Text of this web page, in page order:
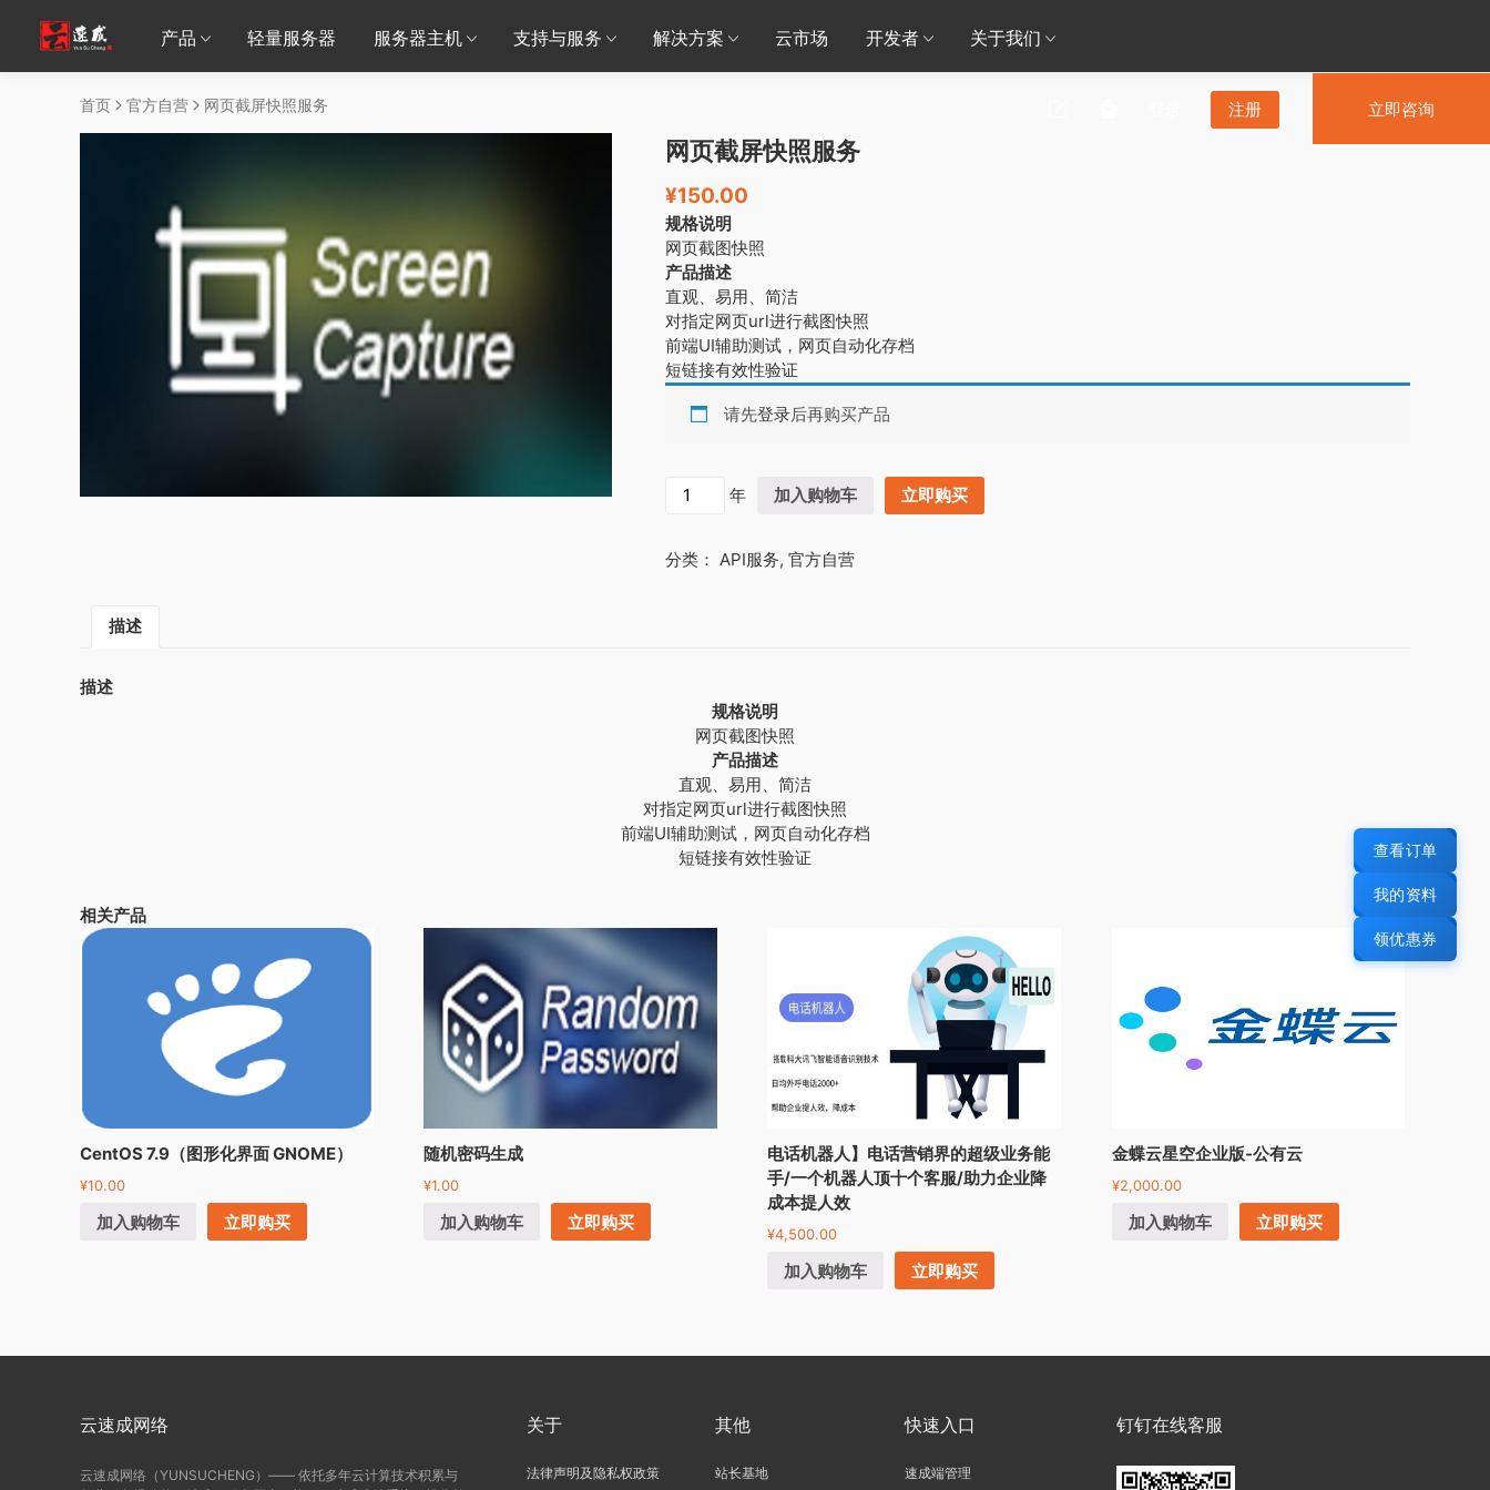
产品 轻量服务器 服务器主机 支持与服务 解决方案 云市场 开发者 关于我们
注册 立即咨询
首页 官方自营 网页截屏快照服务
网页截屏快照服务
¥150.00
规格说明
网页截图快照
产品描述
直观、易用、简洁
对指定网页url进行截图快照
前端UI辅助测试，网页自动化存档
短链接有效性验证
请先登录后再购买产品
屏
年 加入购物车 立即购买
分类： API服务, 官方自营
描述
描述
规格说明
网页截图快照
产品描述
直观、易用、简洁
对指定网页url进行截图快照
前端UI辅助测试，网页自动化存档
短链接有效性验证
相关产品
CentOS 7.9（图形化界面 GNOME）
¥10.00
加入购物车 立即购买
随机密码生成
¥1.00
加入购物车 立即购买
电话机器人】电话营销界的超级业务能
手/一个机器人顶十个客服/助力企业降
成本提人效
¥4,500.00
加入购物车 立即购买
金蝶云星空企业版-公有云
¥2,000.00
加入购物车 立即购买
云速成网络
云速成网络（YUNSUCHENG）—— 依托多年云计算技术积累与
关于
法律声明及隐私权政策
其他
站长基地
快速入口
速成端管理
钉钉在线客服
查看订单
我的资料
领优惠券